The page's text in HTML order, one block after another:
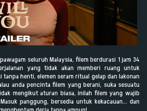
seluruh Malaysia, filem berdurasi 1 jam 34
yang tidak akan memberi ruang untuk
tanpa henti, elemen seram ritual gelap dan lakonan
anda pencinta filem yang berani, suka sesuatu
mengikut aturan biasa, inilah filem yang wajib
panggung, bersedia untuk kekacauan… dan